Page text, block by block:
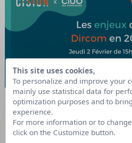
Save the date : Jeudi 2
S’INSCRIRE
This site uses cookies,
To personalize and improve your
mainly use statistical data for
optimization purposes and to
experience.
For more information or to
click on the Customize button.